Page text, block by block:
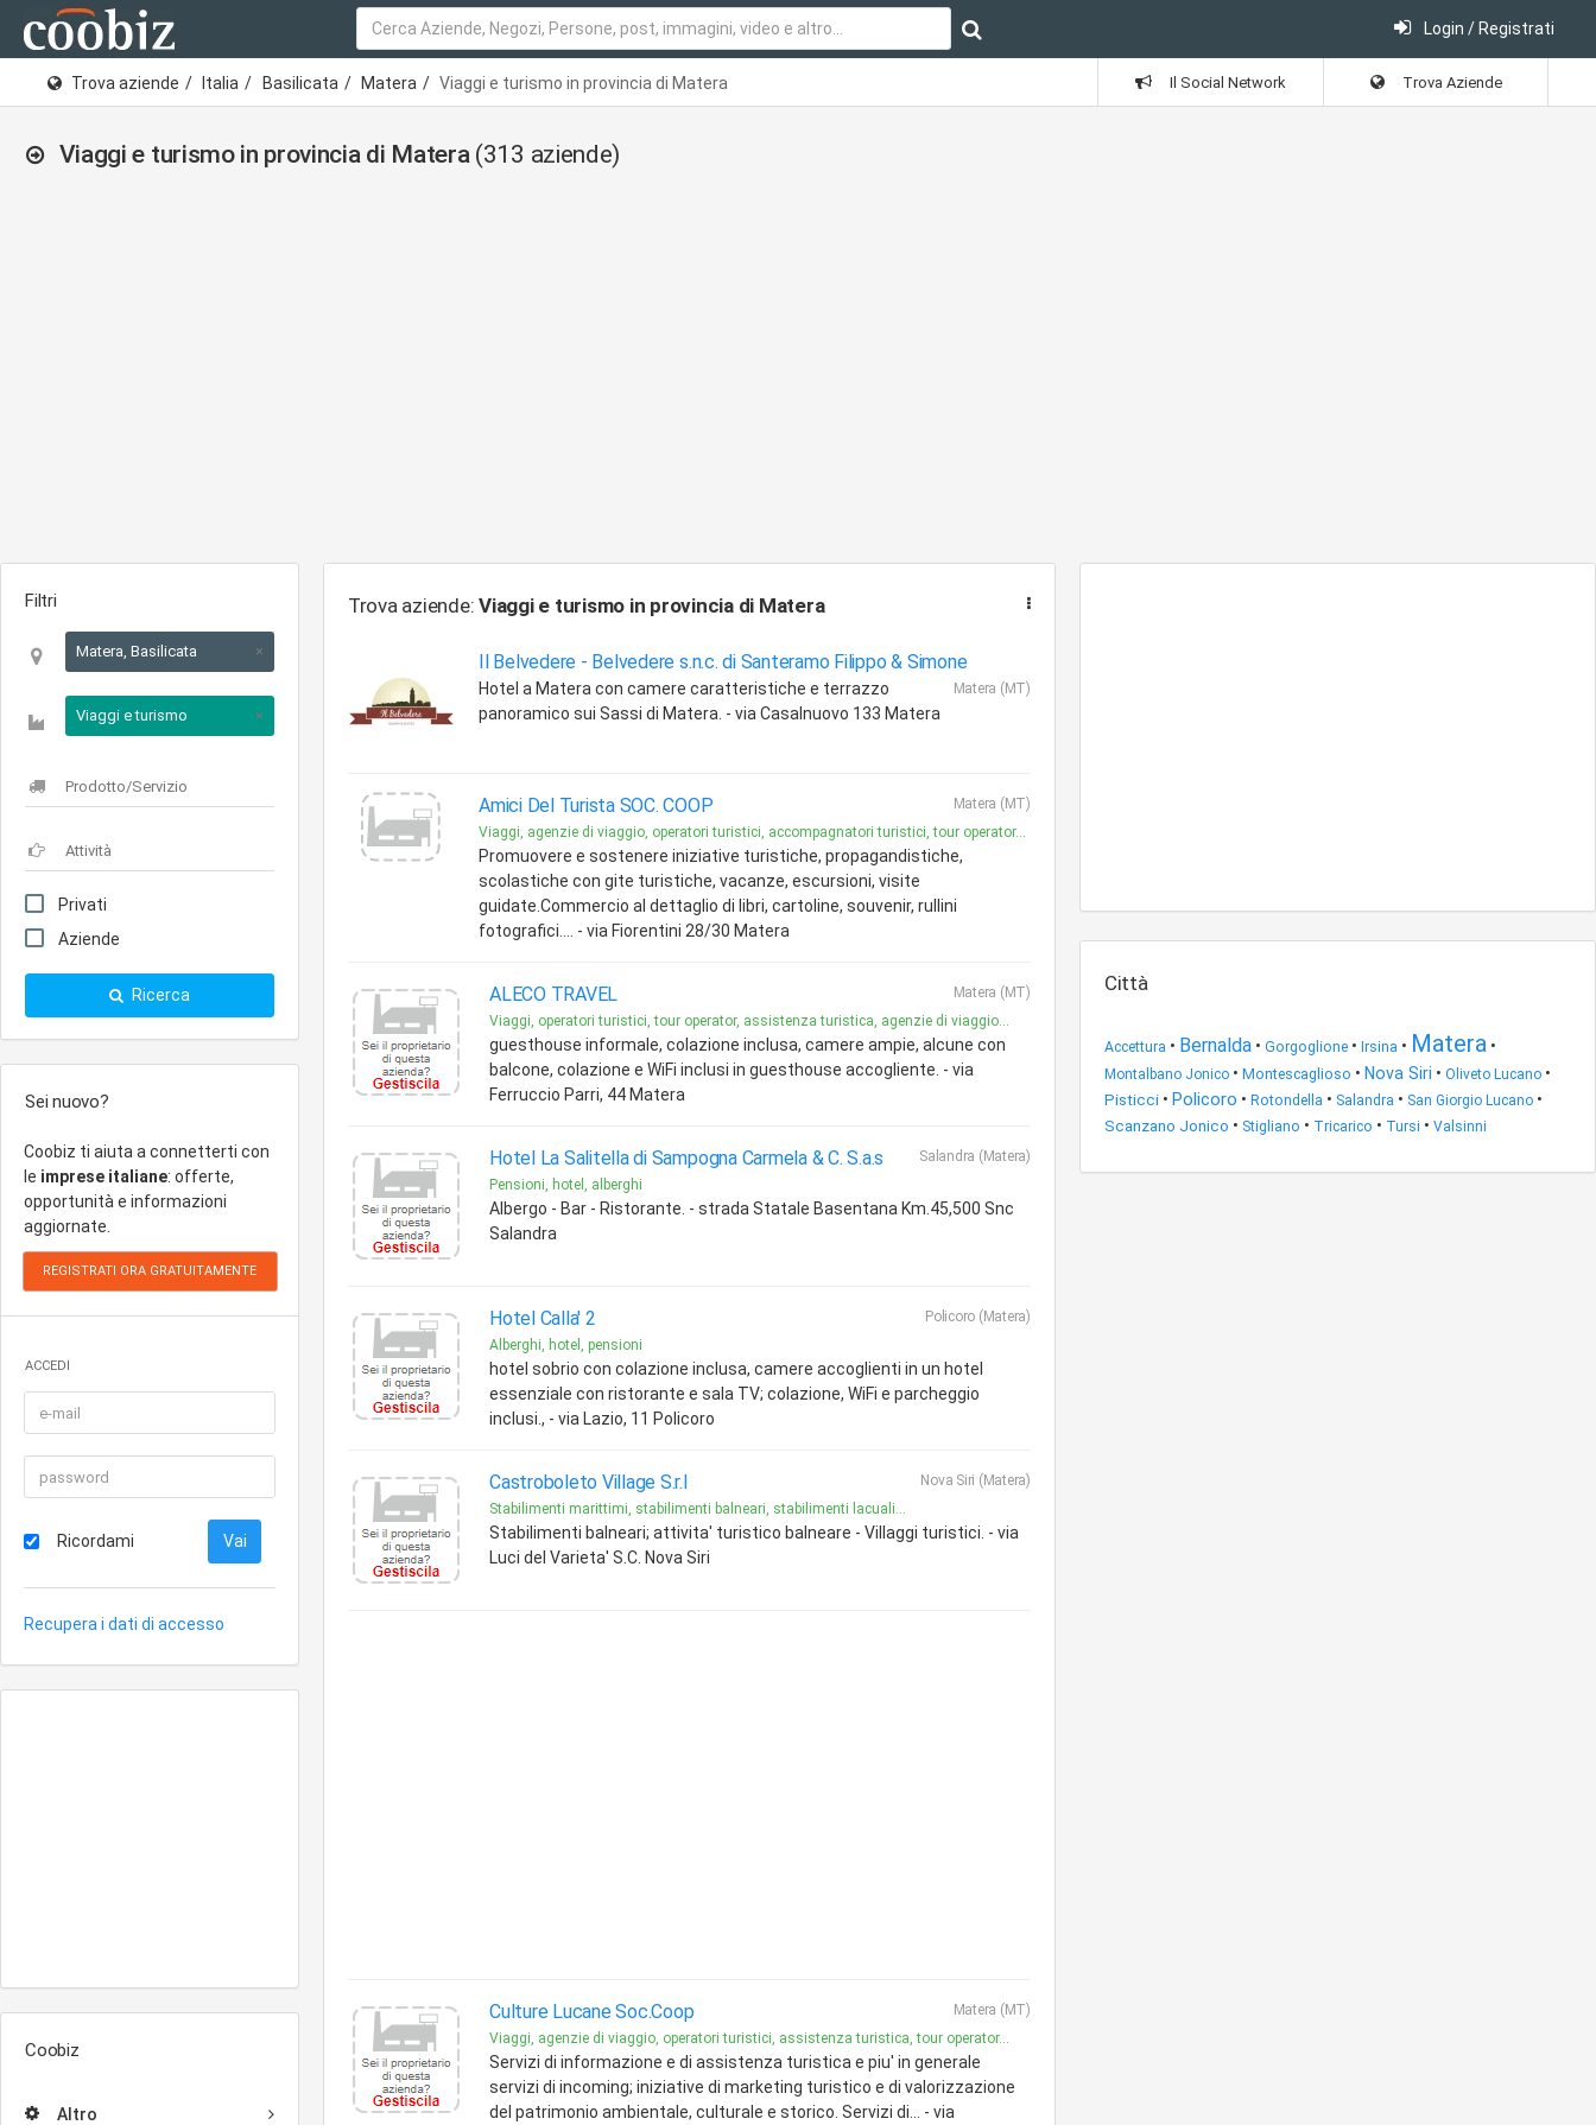
Login / Registrati
Trova aziende Italia Basilicata Matera Viaggi e turismo in provincia di Matera Il Social Network Trova Aziende
Viaggi e turismo in provincia di Matera (313 aziende)
Filtri
Matera, Basilicata ×
Viaggi e turismo ×
Privati
Aziende
Ricerca
Sei nuovo?
Coobiz ti aiuta a connetterti con
le imprese italiane: offerte,
opportunità e informazioni
aggiornate.
ACCEDI
Ricordami
Recupera i dati di accesso
Coobiz
Altro
Trova aziende:Viaggi e turismo in provincia di Matera
Il Belvedere - Belvedere s.n.c. di Santeramo Filippo & Simone
Matera (MT)
Hotel a Matera con camere caratteristiche e terrazzo
panoramico sui Sassi di Matera. - via Casalnuovo 133 Matera
Amici Del Turista SOC. COOP
Matera (MT)
Viaggi, agenzie di viaggio, operatori turistici, accompagnatori turistici, tour operator...
Promuovere e sostenere iniziative turistiche, propagandistiche,
scolastiche con gite turistiche, vacanze, escursioni, visite
guidate.Commercio al dettaglio di libri, cartoline, souvenir, rullini
fotografici.... - via Fiorentini 28/30 Matera
ALECO TRAVEL
Matera (MT)
Viaggi, operatori turistici, tour operator, assistenza turistica, agenzie di viaggio...
guesthouse informale, colazione inclusa, camere ampie, alcune con
balcone, colazione e WiFi inclusi in guesthouse accogliente. - via
Ferruccio Parri, 44 Matera
Hotel La Salitella di Sampogna Carmela & C. S.a.s
Salandra (Matera)
Pensioni, hotel, alberghi
Albergo - Bar - Ristorante. - strada Statale Basentana Km.45,500 Snc
Salandra
Hotel Calla' 2
Policoro (Matera)
Alberghi, hotel, pensioni
hotel sobrio con colazione inclusa, camere accoglienti in un hotel
essenziale con ristorante e sala TV; colazione, WiFi e parcheggio
inclusi., - via Lazio, 11 Policoro
Castroboleto Village S.r.l
Nova Siri (Matera)
Stabilimenti marittimi, stabilimenti balneari, stabilimenti lacuali...
Stabilimenti balneari; attivita' turistico balneare - Villaggi turistici. - via
Luci del Varieta' S.C. Nova Siri
Culture Lucane Soc.Coop
Matera (MT)
Viaggi, agenzie di viaggio, operatori turistici, assistenza turistica, tour operator...
Servizi di informazione e di assistenza turistica e piu' in generale
servizi di incoming; iniziative di marketing turistico e di valorizzazione
del patrimonio ambientale, culturale e storico. Servizi di... - via
Città
Accettura • Bernalda • Gorgoglione • Irsina • Matera •
Montalbano Jonico • Montescaglioso • Nova Siri • Oliveto Lucano •
Pisticci • Policoro • Rotondella • Salandra • San Giorgio Lucano •
Scanzano Jonico • Stigliano • Tricarico • Tursi • Valsinni